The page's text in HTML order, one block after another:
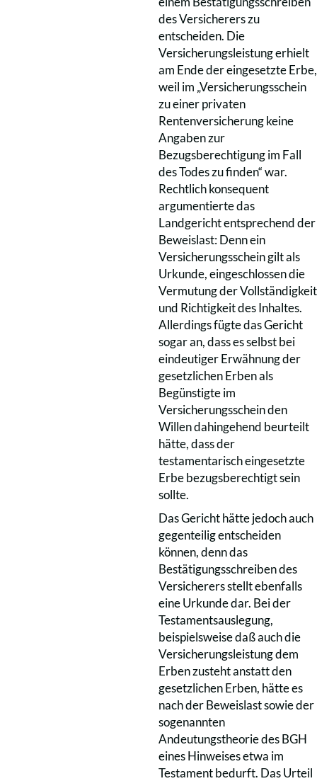
des Versicherers zu
entscheiden. Die
Versicherungsleistung erhielt
am Ende der eingesetzte Erbe,
weil im „Versicherungsschein
zu einer privaten
Rentenversicherung keine
Angaben zur
Bezugsberechtigung im Fall
des Todes zu finden“ war.
Rechtlich konsequent
argumentierte das
Landgericht entsprechend der
Beweislast: Denn ein
Versicherungsschein gilt als
Urkunde, eingeschlossen die
Vermutung der Vollständigkeit
und Richtigkeit des Inhaltes.
Allerdings fügte das Gericht
sogar an, dass es selbst bei
eindeutiger Erwähnung der
gesetzlichen Erben als
Begünstigte im
Versicherungsschein den
Willen dahingehend beurteilt
hätte, dass der
testamentarisch eingesetzte
Erbe bezugsberechtigt sein
sollte.
Das Gericht hätte jedoch auch
gegenteilig entscheiden
können, denn das
Bestätigungsschreiben des
Versicherers stellt ebenfalls
eine Urkunde dar. Bei der
Testamentsauslegung,
beispielsweise daß auch die
Versicherungsleistung dem
Erben zusteht anstatt den
gesetzlichen Erben, hätte es
nach der Beweislast sowie der
sogenannten
Andeutungstheorie des BGH
eines Hinweises etwa im
Testament bedurft. Das Urteil